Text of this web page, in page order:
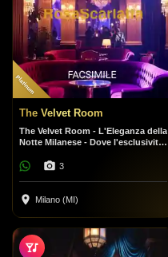
Platinum
The Velvet Room
The Velvet Room - L'Eleganza della
Notte Milanese - Dove l'esclusività
3
Milano (MI)